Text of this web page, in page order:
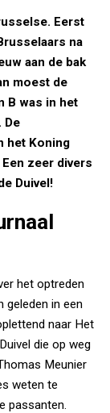
Eerst
na
aan de bak
moest de
B was in het
De
het Koning
zeer divers
Duivel!
het optreden
geleden in een
naar Het
die op weg
Meunier
weten te
passanten.